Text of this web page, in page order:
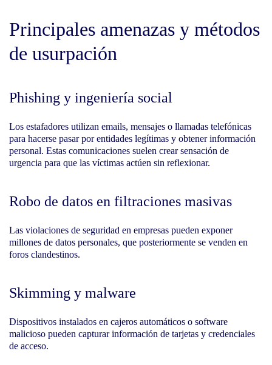
Principales amenazas y métodos
de usurpación
Phishing y ingeniería social
Los estafadores utilizan emails, mensajes o llamadas telefónicas
para hacerse pasar por entidades legítimas y obtener información
personal. Estas comunicaciones suelen crear sensación de
urgencia para que las víctimas actúen sin reflexionar.
Robo de datos en filtraciones masivas
Las violaciones de seguridad en empresas pueden exponer
millones de datos personales, que posteriormente se venden en
foros clandestinos.
Skimming y malware
Dispositivos instalados en cajeros automáticos o software
malicioso pueden capturar información de tarjetas y credenciales
de acceso.